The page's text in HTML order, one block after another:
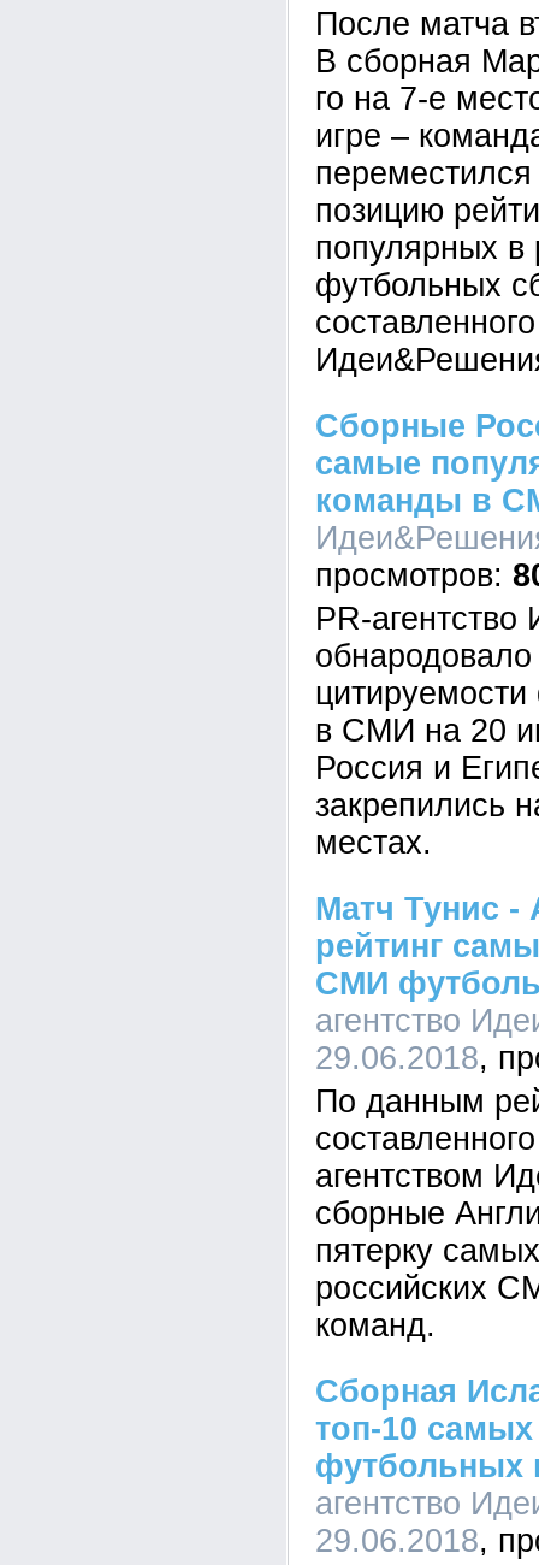
После матча
В сборная
го на 7-е
игре –
позицию
популярных
футбольных
Сборные
самые
команды в
PR-
в СМИ на 20
Россия и
закрепились
местах.
Матч Тунис -
рейтинг
СМИ
агентство
29.06.2018
По данным
агентством
сборные
пятерку
российских
команд.
Сборная
топ-10
футбольных
агентство
29.06.2018